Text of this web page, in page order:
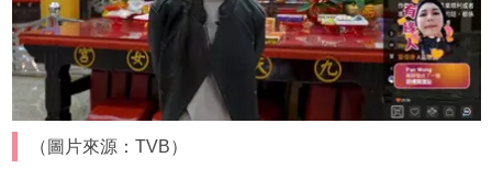
（圖片來源：TVB）